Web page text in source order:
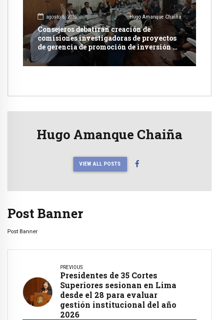
agosto 6, 2026 Hugo Amanque Chaiña
Consejeros debatirán creación de
comisiones investigadoras de proyectos
de gerencia de promoción de inversión y
carretera en Caylloma
Hugo Amanque Chaiña
VIEW ALL POSTS
Post Banner
Post Banner
PREVIOUS
Presidentes de 35 Cortes
Superiores sesionan en Lima
desde el 28 para evaluar
gestión institucional del año
2026